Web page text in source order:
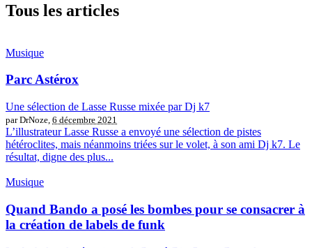
Tous les articles
Musique
Parc Astérox
Une sélection de Lasse Russe mixée par Dj k7
par DrNoze, 6 décembre 2021
L’illustrateur Lasse Russe a envoyé une sélection de pistes
hétéroclites, mais néanmoins triées sur le volet, à son ami Dj k7. Le
résultat, digne des plus...
Musique
Quand Bando a posé les bombes pour se consacrer à
la création de labels de funk